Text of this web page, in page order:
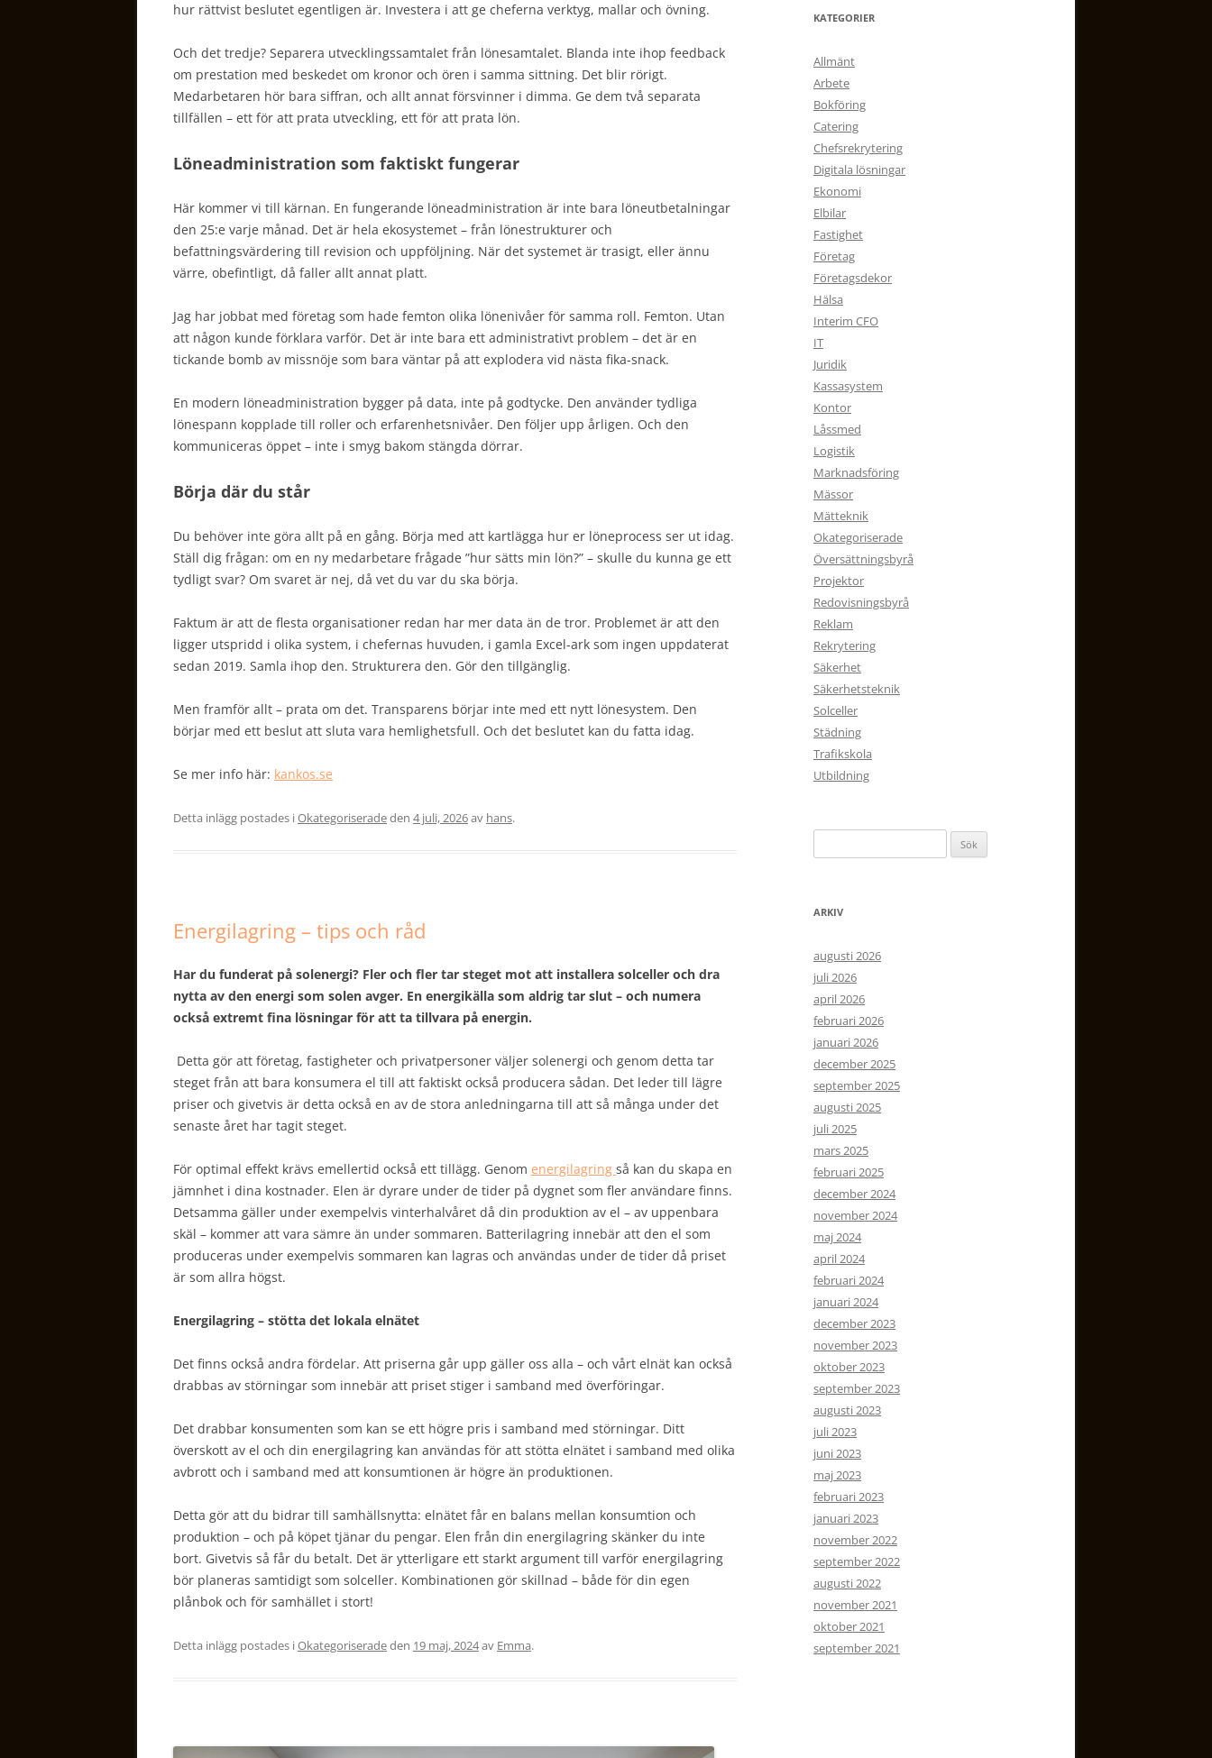
hur rättvist beslutet egentligen är. Investera i att ge cheferna verktyg, mallar och övning.
Och det tredje? Separera utvecklingssamtalet från lönesamtalet. Blanda inte ihop feedback
om prestation med beskedet om kronor och ören i samma sittning. Det blir rörigt.
Medarbetaren hör bara siffran, och allt annat försvinner i dimma. Ge dem två separata
tillfällen – ett för att prata utveckling, ett för att prata lön.
Löneadministration som faktiskt fungerar
Här kommer vi till kärnan. En fungerande löneadministration är inte bara löneutbetalningar
den 25:e varje månad. Det är hela ekosystemet – från lönestrukturer och
befattningsvärdering till revision och uppföljning. När det systemet är trasigt, eller ännu
värre, obefintligt, då faller allt annat platt.
Jag har jobbat med företag som hade femton olika lönenivåer för samma roll. Femton. Utan
att någon kunde förklara varför. Det är inte bara ett administrativt problem – det är en
tickande bomb av missnöje som bara väntar på att explodera vid nästa fika-snack.
En modern löneadministration bygger på data, inte på godtycke. Den använder tydliga
lönespann kopplade till roller och erfarenhetsnivåer. Den följer upp årligen. Och den
kommuniceras öppet – inte i smyg bakom stängda dörrar.
Börja där du står
Du behöver inte göra allt på en gång. Börja med att kartlägga hur er löneprocess ser ut idag.
Ställ dig frågan: om en ny medarbetare frågade ”hur sätts min lön?” – skulle du kunna ge ett
tydligt svar? Om svaret är nej, då vet du var du ska börja.
Faktum är att de flesta organisationer redan har mer data än de tror. Problemet är att den
ligger utspridd i olika system, i chefernas huvuden, i gamla Excel-ark som ingen uppdaterat
sedan 2019. Samla ihop den. Strukturera den. Gör den tillgänglig.
Men framför allt – prata om det. Transparens börjar inte med ett nytt lönesystem. Den
börjar med ett beslut att sluta vara hemlighetsfull. Och det beslutet kan du fatta idag.
Se mer info här: kankos.se
Detta inlägg postades iOkategoriseradeden 4 juli, 2026av hans.
Energilagring – tips och råd
Har du funderat på solenergi? Fler och fler tar steget mot att installera solceller och dra
nytta av den energi som solen avger. En energikälla som aldrig tar slut – och numera
också extremt fina lösningar för att ta tillvara på energin.
Detta gör att företag, fastigheter och privatpersoner väljer solenergi och genom detta tar
steget från att bara konsumera el till att faktiskt också producera sådan. Det leder till lägre
priser och givetvis är detta också en av de stora anledningarna till att så många under det
senaste året har tagit steget.
För optimal effekt krävs emellertid också ett tillägg. Genom energilagring så kan du skapa en
jämnhet i dina kostnader. Elen är dyrare under de tider på dygnet som fler användare finns.
Detsamma gäller under exempelvis vinterhalvåret då din produktion av el – av uppenbara
skäl – kommer att vara sämre än under sommaren. Batterilagring innebär att den el som
produceras under exempelvis sommaren kan lagras och användas under de tider då priset
är som allra högst.
Energilagring – stötta det lokala elnätet
Det finns också andra fördelar. Att priserna går upp gäller oss alla – och vårt elnät kan också
drabbas av störningar som innebär att priset stiger i samband med överföringar.
Det drabbar konsumenten som kan se ett högre pris i samband med störningar. Ditt
överskott av el och din energilagring kan användas för att stötta elnätet i samband med olika
avbrott och i samband med att konsumtionen är högre än produktionen.
Detta gör att du bidrar till samhällsnytta: elnätet får en balans mellan konsumtion och
produktion – och på köpet tjänar du pengar. Elen från din energilagring skänker du inte
bort. Givetvis så får du betalt. Det är ytterligare ett starkt argument till varför energilagring
bör planeras samtidigt som solceller. Kombinationen gör skillnad – både för din egen
plånbok och för samhället i stort!
Detta inlägg postades iOkategoriseradeden 19 maj, 2024av Emma.
KATEGORIER
Allmänt
Arbete
Bokföring
Catering
Chefsrekrytering
Digitala lösningar
Ekonomi
Elbilar
Fastighet
Företag
Företagsdekor
Hälsa
Interim CFO
IT
Juridik
Kassasystem
Kontor
Låssmed
Logistik
Marknadsföring
Mässor
Mätteknik
Okategoriserade
Översättningsbyrå
Projektor
Redovisningsbyrå
Reklam
Rekrytering
Säkerhet
Säkerhetsteknik
Solceller
Städning
Trafikskola
Utbildning
efter:
ARKIV
augusti 2026
juli 2026
april 2026
februari 2026
januari 2026
december 2025
september 2025
augusti 2025
juli 2025
mars 2025
februari 2025
december 2024
november 2024
maj 2024
april 2024
februari 2024
januari 2024
december 2023
november 2023
oktober 2023
september 2023
augusti 2023
juli 2023
juni 2023
maj 2023
februari 2023
januari 2023
november 2022
september 2022
augusti 2022
november 2021
oktober 2021
september 2021